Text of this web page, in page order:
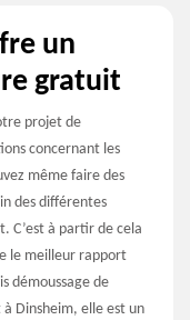
un
gratuit
projet de
concernant les
même faire des
des différentes
C’est à partir de cela
le meilleur rapport
démoussage de
Dinsheim, elle est un